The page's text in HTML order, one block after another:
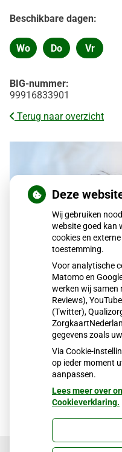
Beschikbare dagen:
Woensdag
Wo Donderdag
Do Vrijdag
Vr
BIG-nummer:
99916833901
Terug naar overzicht
Deze
Wij gebruiken
website goed kan
cookies en
toestemming.
Voor analytische
Matomo en
werken wij samen
Reviews),
(Twitter),
gegevens zoals
Via Cookie-
op ieder moment
aanpassen.
Lees meer over
Cookieverklaring.